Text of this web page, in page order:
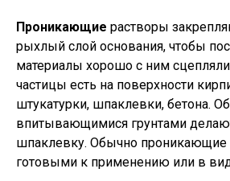
Проникающие растворы
рыхлый слой основания, чтобы
материалы хорошо с ним
частицы есть на поверхности
штукатурки, шпаклевки, бетона.
впитывающимися грунтами
шпаклевку. Обычно проникающие
готовыми к применению или в